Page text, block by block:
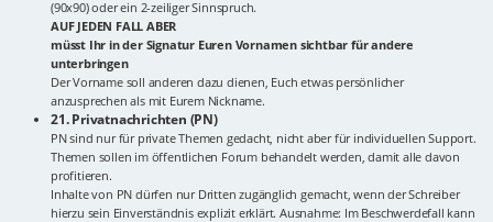
(90x90) oder ein 2-zeiliger Sinnspruch.
AUF JEDEN FALL ABER
müsst Ihr in der Signatur Euren Vornamen sichtbar für andere
unterbringen
Der Vorname soll anderen dazu dienen, Euch etwas persönlicher
anzusprechen als mit Eurem Nickname.
21. Privatnachrichten (PN)
PN sind nur für private Themen gedacht, nicht aber für individuellen Support.
Themen sollen im öffentlichen Forum behandelt werden, damit alle davon
profitieren.
Inhalte von PN dürfen nur Dritten zugänglich gemacht, wenn der Schreiber
hierzu sein Einverständnis explizit erklärt. Ausnahme: Im Beschwerdefall kann